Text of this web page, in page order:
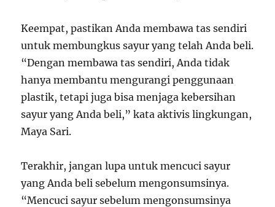
Keempat, pastikan Anda membawa tas sendiri
untuk membungkus sayur yang telah Anda beli.
“Dengan membawa tas sendiri, Anda tidak
hanya membantu mengurangi penggunaan
plastik, tetapi juga bisa menjaga kebersihan
sayur yang Anda beli,” kata aktivis lingkungan,
Maya Sari.
Terakhir, jangan lupa untuk mencuci sayur
yang Anda beli sebelum mengonsumsinya.
“Mencuci sayur sebelum mengonsumsinya